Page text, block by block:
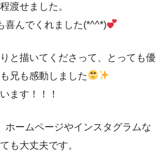
渡せました。
喜んでくれました(*^^*)
と描いてくださって、とっても優
兄も感動しました
ます！！！
ホームページやインスタグラムな
も大丈夫です。